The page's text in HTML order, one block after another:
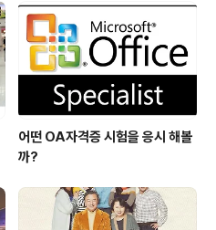
어떤 OA자격증 시험을 응시 해볼
까?